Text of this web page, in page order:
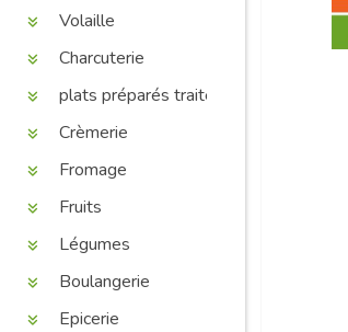
Volaille
Charcuterie
plats préparés traiteur
Crèmerie
Fromage
Fruits
Légumes
Boulangerie
Epicerie